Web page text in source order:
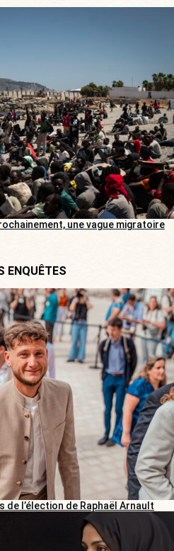
une vague migratoire
ENQUÊTES
de l’élection de Raphaël Arnault